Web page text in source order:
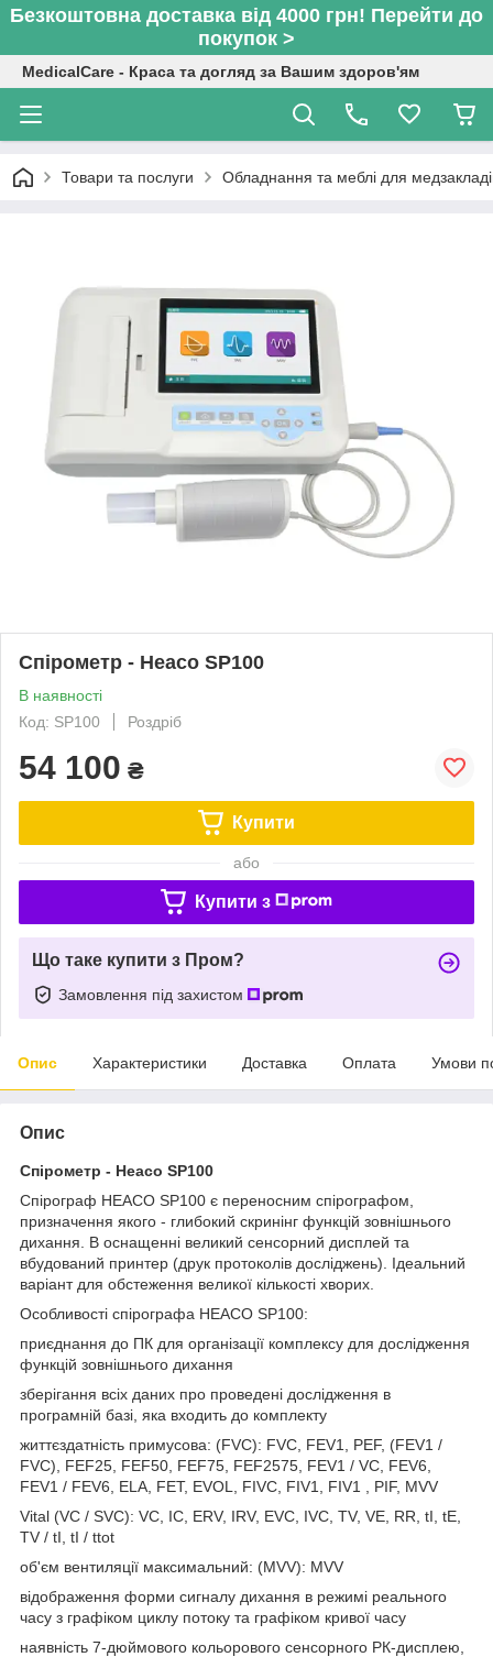
Безкоштовна доставка від 4000 грн! Перейти до
покупок >
MedicalCare - Краса та догляд за Вашим здоров'ям
Товари та послуги Обладнання та меблі для
Спірометр - Heaco SP100
В наявності
Код: SP100
Роздріб
54 100 ₴
Купити
або
Купити з
Що таке купити з Пром?
Замовлення під захистом
Опис Характеристики Доставка Оплата Умови
Опис
Спірометр - Heaco SP100
Спірограф HEACO SP100 є переносним спірографом,
призначення якого - глибокий скринінг функцій зовнішнього
дихання. В оснащенні великий сенсорний дисплей та
вбудований принтер (друк протоколів досліджень). Ідеальний
варіант для обстеження великої кількості хворих.
Особливості спірографа HEACO SP100:
приєднання до ПК для організації комплексу для дослідження
функцій зовнішнього дихання
зберігання всіх даних про проведені дослідження в
програмній базі, яка входить до комплекту
життєздатність примусова: (FVC): FVC, FEV1, PEF, (FEV1 /
FVC), FEF25, FEF50, FEF75, FEF2575, FEV1 / VC, FEV6,
FEV1 / FEV6, ELA, FET, EVOL, FIVC, FIV1, FIV1 , PIF, MVV
Vital (VC / SVC): VC, IC, ERV, IRV, EVC, IVC, TV, VE, RR, tI, tE,
TV / tI, tI / ttot
об'єм вентиляції максимальний: (MVV): MVV
відображення форми сигналу дихання в режимі реального
часу з графіком циклу потоку та графіком кривої часу
наявність 7-дюймового кольорового сенсорного РК-дисплею,